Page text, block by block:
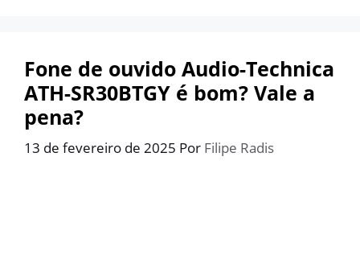
Fone de ouvido Audio-Technica
ATH-SR30BTGY é bom? Vale a
pena?
13 de fevereiro de 2025 Por Filipe Radis